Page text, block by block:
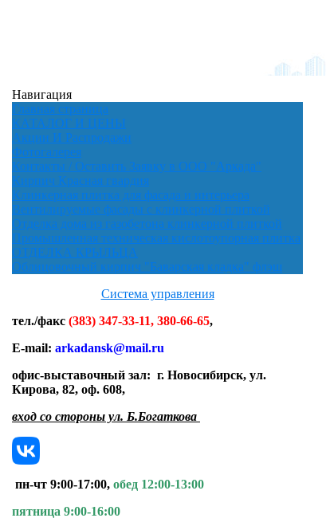
Навигация
Главная страница
КАТАЛОГ И ЦЕНЫ
Акции И Распродажи
Фотогалерея
Контакты / Оставить Заявку в ООО "Аркада"
Кирпич Красная гвардия
Клинкерная плитка для фасада и интерьера
Вентилируемые фасады с клинкерной плиткой
Отделка дома из газобетона клинкерной плиткой
Промышленная техническая кислотоупорная плитка
ОТДЕЛКА КРЫЛЬЦА
Облицовочный кирпич "Баварская кладка" флэш
Система управления
тел./факс (383) 347-33-11, 380-66-65,
E-mail: arkadansk@mail.ru
офис-выставочный зал: г. Новосибирск, ул.
Кирова, 82, оф. 608,
вход со стороны ул. Б.Богаткова
пн-чт 9:00-17:00, обед 12:00-13:00
пятница 9:00-16:00